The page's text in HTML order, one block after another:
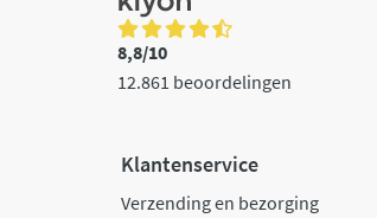
8,8/10
12.861 beoordelingen
Klantenservice
Verzending en bezorging